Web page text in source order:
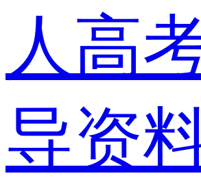
人高
导资